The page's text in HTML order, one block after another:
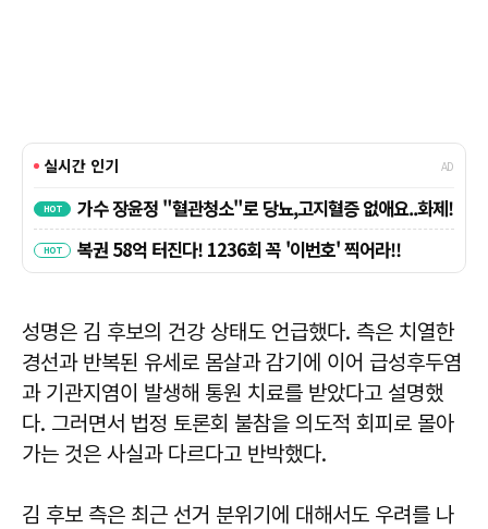
성명은 김 후보의 건강 상태도 언급했다. 측은 치열한
경선과 반복된 유세로 몸살과 감기에 이어 급성후두염
과 기관지염이 발생해 통원 치료를 받았다고 설명했
다. 그러면서 법정 토론회 불참을 의도적 회피로 몰아
가는 것은 사실과 다르다고 반박했다.
김 후보 측은 최근 선거 분위기에 대해서도 우려를 나